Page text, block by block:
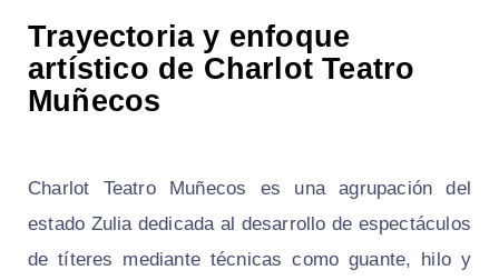
Trayectoria y enfoque
artístico de Charlot Teatro
Muñecos
Charlot Teatro Muñecos es una agrupación del
estado Zulia dedicada al desarrollo de espectáculos
de títeres mediante técnicas como guante, hilo y